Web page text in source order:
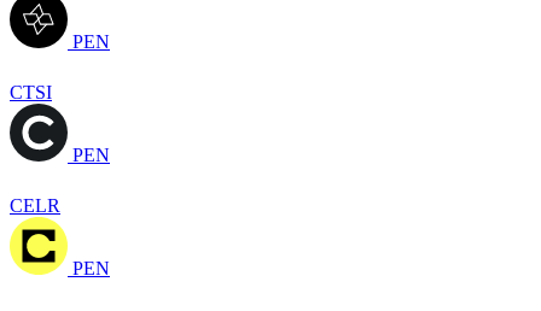
PEN
CTSI
PEN
CELR
PEN